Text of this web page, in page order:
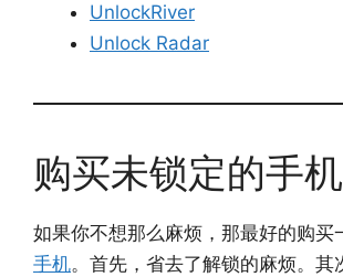
UnlockRiver
Unlock Radar
购买未锁定的手机
如果你不想那么麻烦，那最好的购买
手机。首先，省去了解锁的麻烦。其